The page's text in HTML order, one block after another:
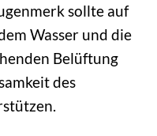
sollte auf
Wasser und die
Belüftung
des